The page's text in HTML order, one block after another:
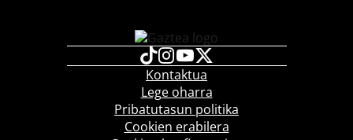
Kontaktua
Lege oharra
Pribatutasun politika
Cookien erabilera